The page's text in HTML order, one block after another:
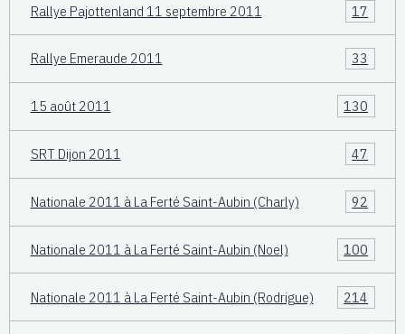
Rallye Pajottenland 11 septembre 2011 17
Rallye Emeraude 2011 33
15 août 2011 130
SRT Dijon 2011 47
Nationale 2011 à La Ferté Saint-Aubin (Charly) 92
Nationale 2011 à La Ferté Saint-Aubin (Noel) 100
Nationale 2011 à La Ferté Saint-Aubin (Rodrigue) 214